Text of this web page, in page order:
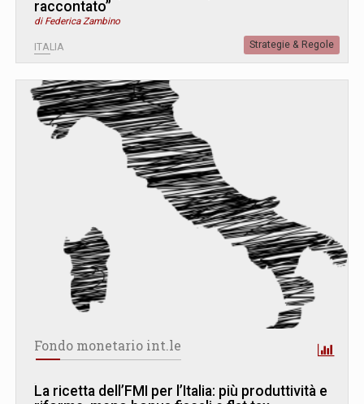
raccontato”
di Federica Zambino
ITALIA Strategie & Regole
Fondo monetario int.le
La ricetta dell’FMI per l’Italia: più produttività e